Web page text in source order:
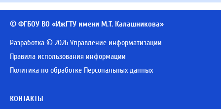
© ФГБОУ ВО «ИжГТУ имени М.Т. Калашникова»
Разработка © 2026 Управление информатизации
Правила использования информации
Политика по обработке Персональных данных
КОНТАКТЫ